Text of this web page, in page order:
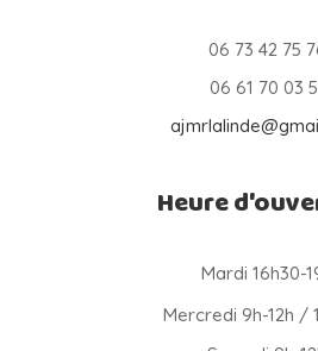
06 73 42 75
06 61 70 03
Heure
Mardi 16h30-
Mercredi 9h-12h /